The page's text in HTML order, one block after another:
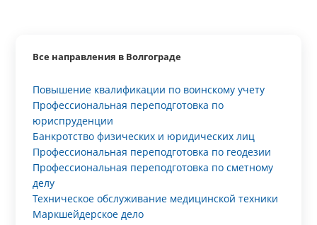
Все направления в Волгограде
Повышение квалификации по воинскому учету
Профессиональная переподготовка по
юриспруденции
Банкротство физических и юридических лиц
Профессиональная переподготовка по геодезии
Профессиональная переподготовка по сметному
делу
Техническое обслуживание медицинской техники
Маркшейдерское дело